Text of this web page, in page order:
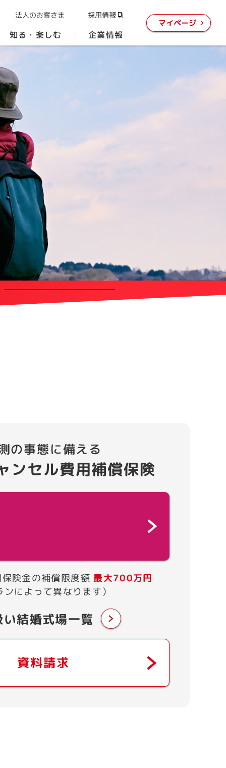
マイページ
法人のお客さま 採用情報
知る・楽しむ 企業情報
の事態に備える
ンセル費用補償保険
保険金の補償限度額最大700万円
ンによって異なります）
結婚式場一覧
資料請求